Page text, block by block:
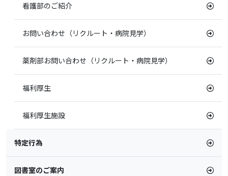
看護部のご紹介
お問い合わせ（リクルート・病院見学）
薬剤部お問い合わせ（リクルート・病院見学）
福利厚生
福利厚生施設
特定行為
図書室のご案内